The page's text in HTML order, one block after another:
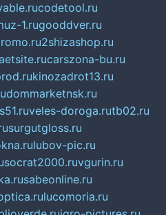
codetool.ru
1.rugooddver.ru
2shizashop.ru
carszona-bu.ru
kinozadrot13.ru
dommarketnsk.ru
veles-doroga.rutb02.ru
surgutgloss.ru
lubov-pic.ru
socrat2000.ruvgurin.ru
sabeonline.ru
lucomoria.ru